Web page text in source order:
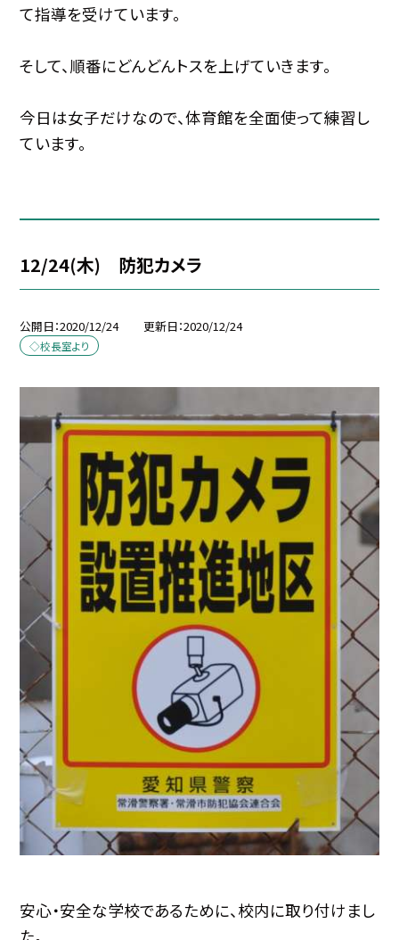
て指導を受けています。
そして、順番にどんどんトスを上げていきます。
今日は女子だけなので、体育館を全面使って練習し
ています。
12/24(木) 防犯カメラ
公開日 2020/12/24 更新日 2020/12/24
◇校長室より
安心・安全な学校であるために、校内に取り付けまし